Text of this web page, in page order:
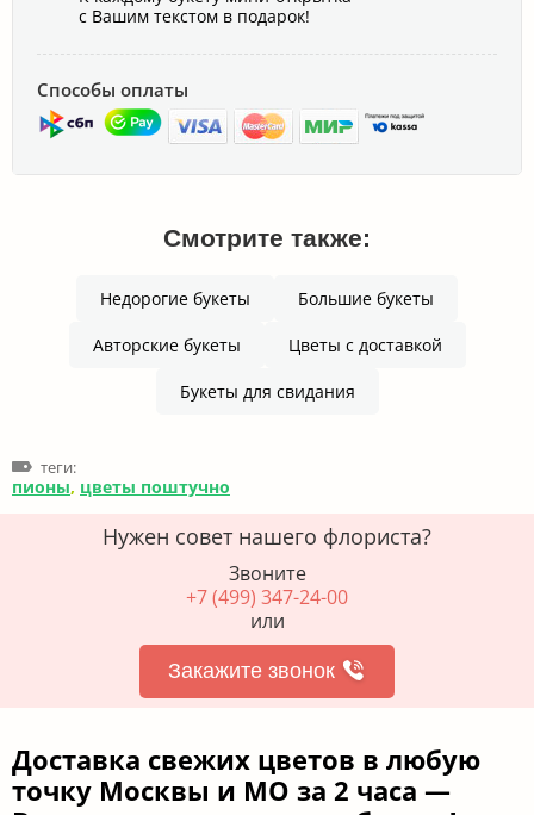
с Вашим текстом в подарок!
Способы оплаты
Смотрите также:
Недорогие букеты Большие букеты
Авторские букеты Цветы с доставкой
Букеты для свидания
теги:
пионы, цветы поштучно
Нужен совет нашего флориста?
Звоните
+7 (499) 347-24-00
или
Закажите звонок
Доставка свежих цветов в любую
точку Москвы и МО за 2 часа —